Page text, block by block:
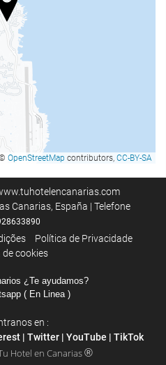
OpenStreetMap contributors, CC-BY-SA
Canarias, España | Telefone
Política de Privacidade
de cookies
¿Te ayudamos?
( En Linea )
en :
| Twitter| YouTube | TikTok
Hotel en Canarias®